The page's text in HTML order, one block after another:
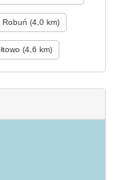
Robuń (4,0 km)
(4,6 km)